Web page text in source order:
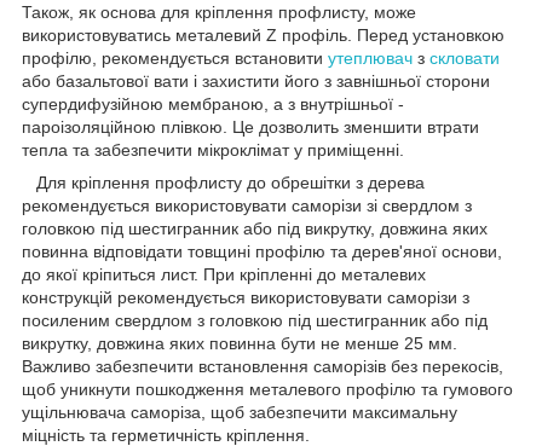
Також, як основа для кріплення профлисту, може
використовуватись металевий Z профіль. Перед установкою
профілю, рекомендується встановити утеплювач з скловати
або базальтової вати і захистити його з завнішньої сторони
супердифузійною мембраною, а з внутрішньої -
пароізоляційною плівкою. Це дозволить зменшити втрати
тепла та забезпечити мікроклімат у приміщенні.
Для кріплення профлисту до обрешітки з дерева
рекомендується використовувати саморізи зі свердлом з
головкою під шестигранник або під викрутку, довжина яких
повинна відповідати товщині профілю та дерев'яної основи,
до якої кріпиться лист. При кріпленні до металевих
конструкцій рекомендується використовувати саморізи з
посиленим свердлом з головкою під шестигранник або під
викрутку, довжина яких повинна бути не менше 25 мм.
Важливо забезпечити встановлення саморізів без перекосів,
щоб уникнути пошкодження металевого профілю та гумового
ущільнювача саморіза, щоб забезпечити максимальну
міцність та герметичність кріплення.